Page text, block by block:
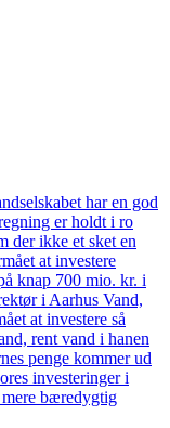
har en god
er holdt i ro
der ikke et sket en
at investere
knap 700 mio. kr. i
i Aarhus Vand,
at investere så
rent vand i hanen
penge kommer ud
investeringer i
bæredygtig